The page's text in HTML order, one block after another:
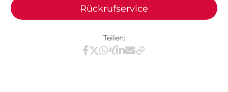
Rückrufservice
Teilen:
Teilen via Facebook
Teilen via X / Twitter
Teilen via WhatsApp
Teilen via Xing
Teilen via LinkedIn
Teilen via E-Mail